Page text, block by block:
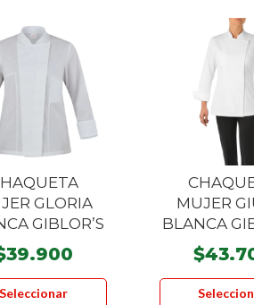
GLORIA
GIBLOR’S
39.900
Seleccionar
Este
MUJER
BLANCA
$